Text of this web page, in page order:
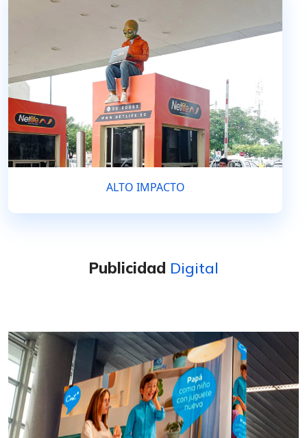
ALTO IMPACTO
Publicidad Digital